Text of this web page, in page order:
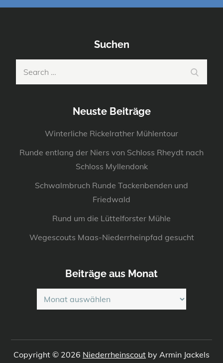
Suchen
Neuste Beiträge
Winterliche Rickelrather Mühlentour
Runde entlang der Niers von Schloss Rheydt nach
Schloss Myllendonk
Schwalmbruch Runde Tackenbenden und
Friedwald
Rund um die Lüttelforster Mühle
Wegescouts Maas-Niederrheinpfad gesucht
Beiträge aus Monat
Beiträge
aus
Copyright © 2026 Niederrheinscout by Armin Jackels